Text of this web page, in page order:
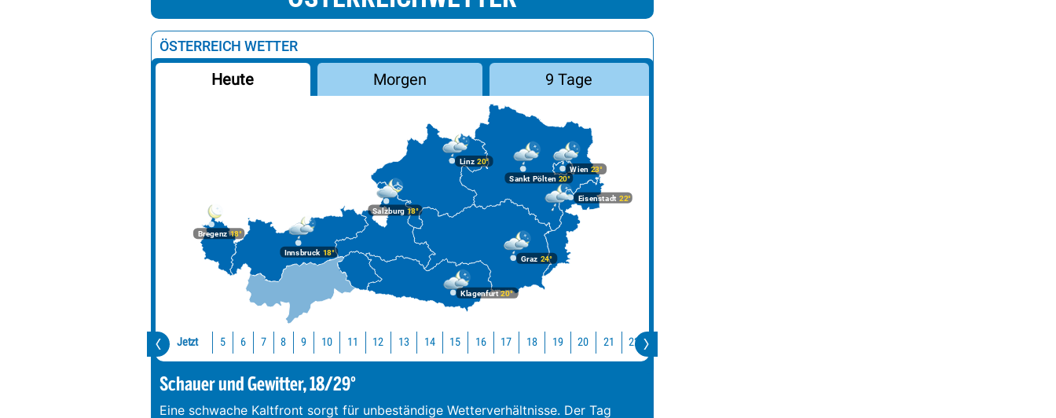
ÖSTERREICH WETTER
Heute Morgen 9 Tage
Bregenz18°
Graz 24°
Innsbruck18°
Klagenfurt20°
Linz 20°
Salzburg18°
Wien 23°
Eisenstadt 22°
Sankt Pölten 20°
Jetzt 5 6 7 8 9 10 11 12 13 14 15 16 17 18 19 20 21 22
Schauer und Gewitter, 18/29°
Eine schwache Kaltfront sorgt für unbeständige Wetterverhältnisse. Der Tag